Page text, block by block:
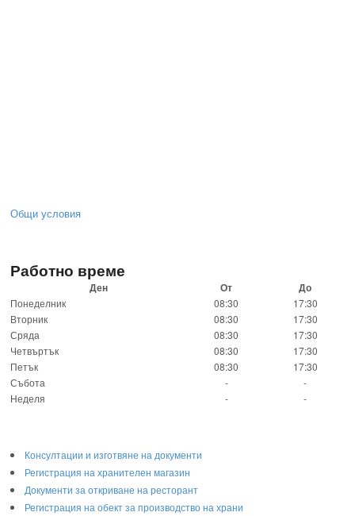
Общи условия
Работно време
Ден От До
Понеделник 08:30
17:30
Вторник
08:30
17:30
Сряда
08:30
17:30
Четвъртък
08:30
17:30
Петък
08:30
17:30
Събота
-
-
Неделя
- -
Консултации и изготвяне на документи
Регистрация на хранителен магазин
Документи за откриване на ресторант
Регистрация на обект за производство на храни